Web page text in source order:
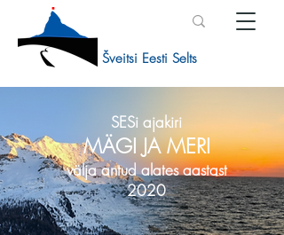
Šveitsi Eesti Selts
SESi ajakiri
MÄGI JA MERI
välja antud alates aastast
2020